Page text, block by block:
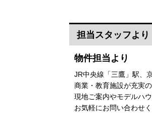
担当スタッフより
物件担当より
JR中央線「三鷹」駅、
商業・教育施設が充実の
現地ご案内やモデルハ
お気軽にお問い合わせく